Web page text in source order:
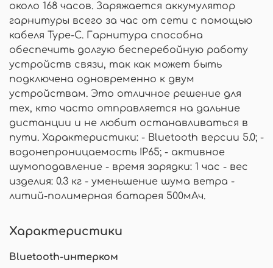
около 168 часов. Заряжается аккумулятор
гарнитуры всего за час от сети с помощью
кабеля Type-C. Гарнитура способна
обеспечить долгую бесперебойную работу
устройств связи, так как может быть
подключена одновременно к двум
устройствам. Это отличное решение для
тех, кто часто отправляется на дальние
дистанции и не любит останавливаться в
пути. Характеристики: - Bluetooth версии 5.0; -
водонепроницаемость IP65; - активное
шумоподавление - время зарядки: 1 час - вес
изделия: 0.3 кг - уменьшение шума ветра -
литий-полимерная батарея 500мАч.
Характеристики
Bluetooth-интерком